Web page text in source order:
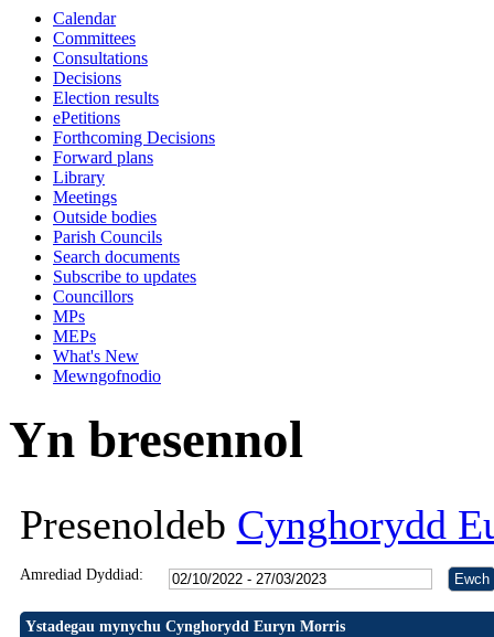
Calendar
Committees
Consultations
Decisions
Election results
ePetitions
Forthcoming Decisions
Forward plans
Library
Meetings
Outside bodies
Parish Councils
Search documents
Subscribe to updates
Councillors
MPs
MEPs
What's New
Mewngofnodio
Yn bresennol
Presenoldeb Cynghorydd
Amrediad Dyddiad:
Ystadegau mynychu Cynghorydd Euryn Morris